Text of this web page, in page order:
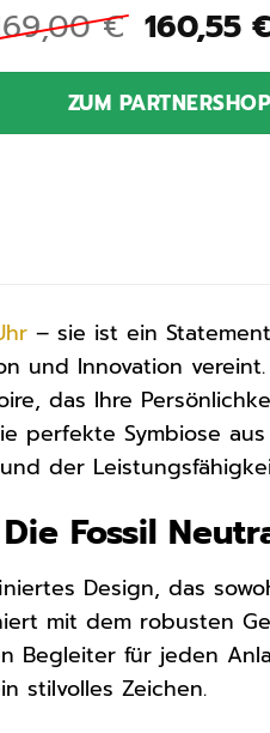
€
Preis
war:
169,00 €
160,55
ZUM PARTNERSHOP
– sie ist ein
und Innovation
das Ihre
perfekte Symbiose
der
Fossil
Design, das
mit dem robusten
Begleiter für jeden
stilvolles Zeichen.